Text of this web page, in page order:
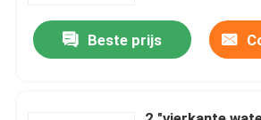
FabrieksreisBeste prijs